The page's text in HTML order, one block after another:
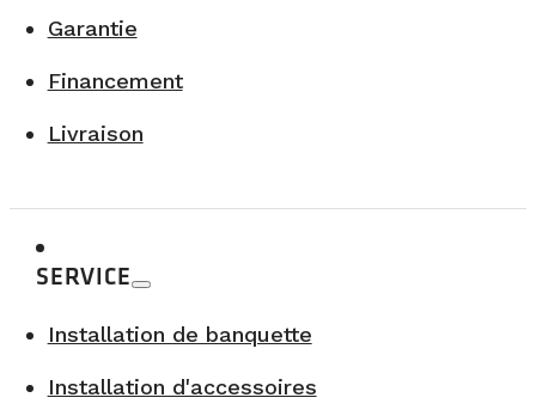
Garantie
Financement
Livraison
SERVICE
Installation de banquette
Installation d'accessoires